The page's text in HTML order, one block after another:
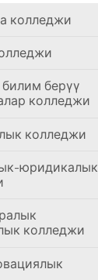
колледжи
берүү
колледжи
колледжи
юридикалык
колледжи